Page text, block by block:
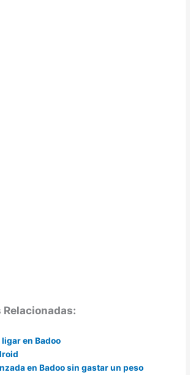
en Badoo
en Badoo sin gastar un peso